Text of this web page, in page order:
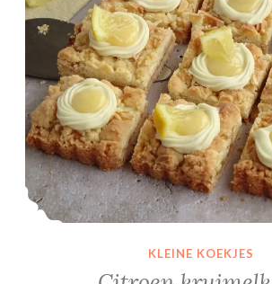
KLEINE KOEKJES